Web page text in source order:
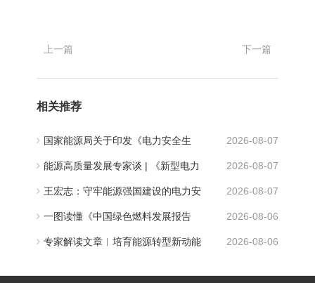
上一篇 下一篇
相关推荐
2026-08-07
国家能源局关于印发《电力安全生
产“十五五”行动计划》的通知 2026-08-07
能源高质量发展专家谈 | 《新型电力
系统建设“十五五”规划》解读 2026-08-07
王宏志：守牢能源强国建设的电力安
全底线 2026-08-06
一图读懂《中国绿色燃料发展报告
（2026）》 2026-08-06
专家解读文章︱培育能源转型新动能